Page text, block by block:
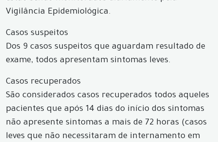
Vigilância Epidemiológica.
Casos suspeitos
Dos 9 casos suspeitos que aguardam resultado de
exame, todos apresentam sintomas leves.
Casos recuperados
São considerados casos recuperados todos aqueles
pacientes que após 14 dias do início dos sintomas
não apresente sintomas a mais de 72 horas (casos
leves que não necessitaram de internamento em